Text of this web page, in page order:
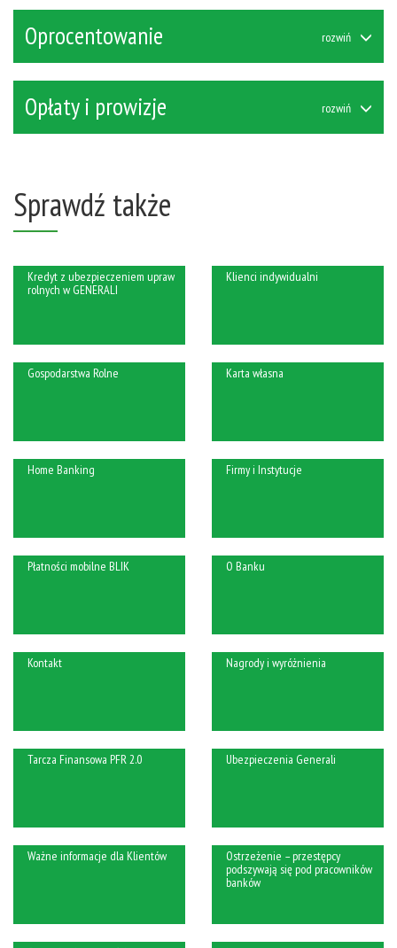
Oprocentowanie
Opłaty i prowizje
Sprawdź także
Kredyt z ubezpieczeniem upraw
rolnych w GENERALI
Klienci indywidualni
Gospodarstwa Rolne Karta własna
Home Banking Firmy i Instytucje
Płatności mobilne BLIK O Banku
Kontakt Nagrody i wyróżnienia
Tarcza Finansowa PFR 2.0 Ubezpieczenia Generali
Ważne informacje dla Klientów
Ostrzeżenie – przestępcy
podszywają się pod pracowników
banków